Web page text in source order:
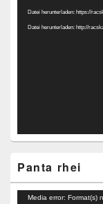
Datei herunterladen: https://
Datei herunterladen: http://
Panta rhei
Video-
Media error: Format(s)